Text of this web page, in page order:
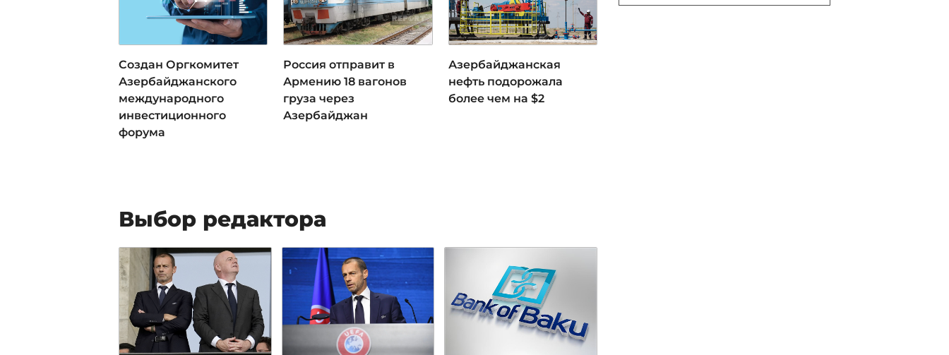
Создан Оргкомитет
Азербайджанского
международного
инвестиционного
форума
Россия отправит в
Армению 18 вагонов
груза через
Азербайджан
Азербайджанская
нефть подорожала
более чем на $2
Выбор редактора
Анар Байрамов уволил